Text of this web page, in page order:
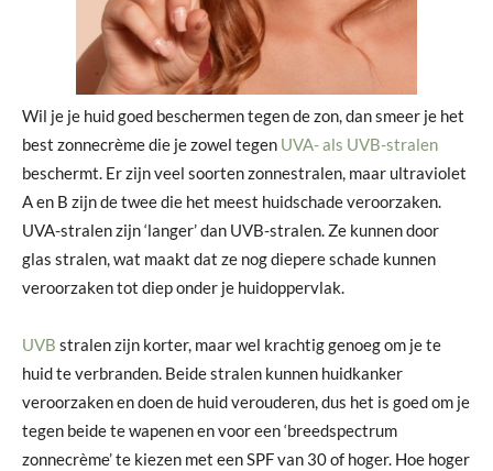
Wil je je huid goed beschermen tegen de zon, dan smeer je het
best zonnecrème die je zowel tegen UVA- als UVB-stralen
beschermt. Er zijn veel soorten zonnestralen, maar ultraviolet
A en B zijn de twee die het meest huidschade veroorzaken.
UVA-stralen zijn ‘langer’ dan UVB-stralen. Ze kunnen door
glas stralen, wat maakt dat ze nog diepere schade kunnen
veroorzaken tot diep onder je huidoppervlak.
UVB stralen zijn korter, maar wel krachtig genoeg om je te
huid te verbranden. Beide stralen kunnen huidkanker
veroorzaken en doen de huid verouderen, dus het is goed om je
tegen beide te wapenen en voor een ‘breedspectrum
zonnecrème’ te kiezen met een SPF van 30 of hoger. Hoe hoger